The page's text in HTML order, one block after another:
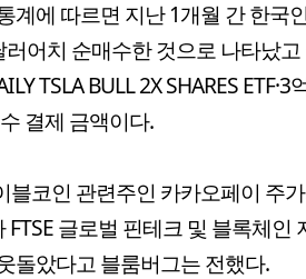
계에 따르면 지난 1개월 간 한국
어치 순매수한 것으로 나타났
TSLA BULL 2X SHARES
결제 금액이다.
블코인 관련주인 카카오페이 주
글로벌 핀테크 및 블록체인
돌았다고 블룸버그는 전했다.